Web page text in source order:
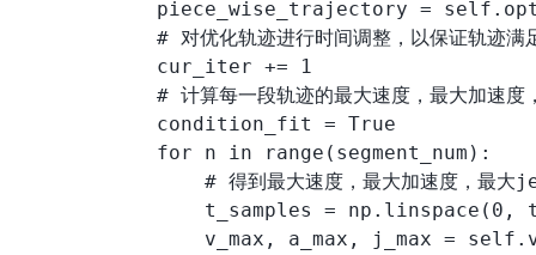
piece_wise_trajectory =
# 对优化轨迹进行时间调整，以保证轨迹满
            cur_iter += 1
# 计算每一段轨迹的最大速度，最大加速度
            condition_fit = True
            for n in range(segment_num):
# 得到最大速度，最大加速度，最大
t_samples = np.linspace(0,
v_max, a_max, j_max =